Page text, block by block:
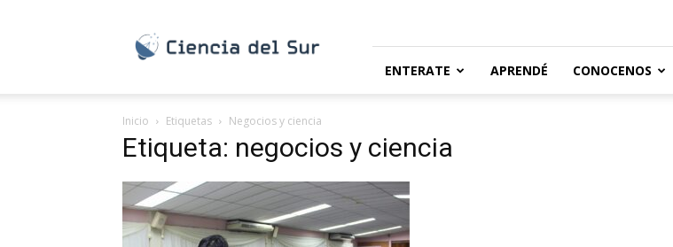
Sur
ENTERATE APRENDÉ CONOCENOS
Inicio Etiquetas Negocios y ciencia
Etiqueta: negocios y ciencia